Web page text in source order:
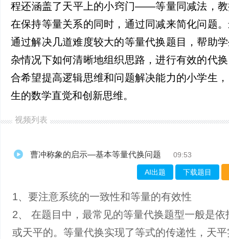
程还涵盖了天平上的小窍门——等量同减法，
在保持等量关系的同时，通过同减来简化问题
通过解决几道难度较大的等量代换题目，帮助
杂情况下如何清晰地组织思路，进行有效的代
合希望提高逻辑思维和问题解决能力的小学生
生的数学直觉和创新思维。
视频列表
曹冲称象的启示—基本等量代换问题 09:53
AI出题 下载题目
1、​要注意系统的一致性和等量的有效性
2、 在题目中，最常见的等量代换题型一般是依
或天平的。等量代换实现了等式的传递性，天